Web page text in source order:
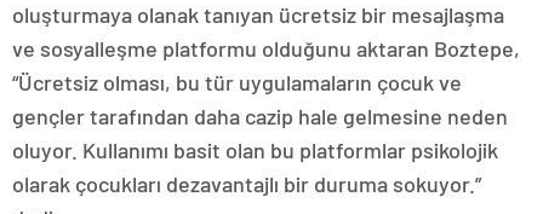
oluşturmaya olanak tanıyan ücretsiz bir mesajlaşma
ve sosyalleşme platformu olduğunu aktaran Boztepe,
“Ücretsiz olması, bu tür uygulamaların çocuk ve
gençler tarafından daha cazip hale gelmesine neden
oluyor. Kullanımı basit olan bu platformlar psikolojik
olarak çocukları dezavantajlı bir duruma sokuyor.”